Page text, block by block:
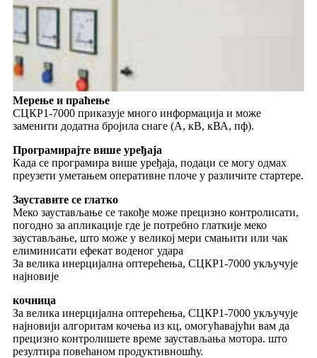
Мерење и праћење
СЦКР1-7000 приказује много информација и може
заменити додатна бројила снаге (А, кВ, кВА, пф).
Програмирајте више уређаја
Када се програмира више уређаја, подаци се могу одмах
преузети уметањем оперативне плоче у различите стартере.
Зауставите се глатко
Меко заустављање се такође може прецизно контролисати,
погодно за апликације где је потребно глаткије меко
заустављање, што може у великој мери смањити или чак
елиминисати ефекат воденог удара
За велика инерцијална оптерећења, СЦКР1-7000 укључује
најновије
кочница
За велика инерцијална оптерећења, СЦКР1-7000 укључује
најновији алгоритам кочења из кц, омогућавајући вам да
прецизно контролишете време заустављања мотора. што
резултира повећаном продуктивношћу.